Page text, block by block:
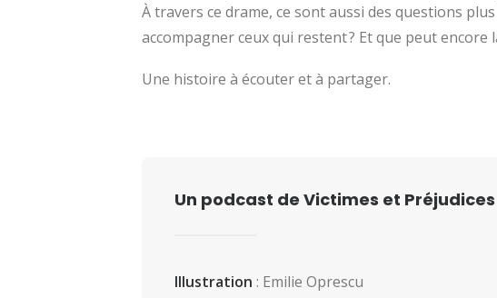
À travers ce drame, ce sont aussi des questions
accompagner ceux qui restent ? Et que peut encore
Une histoire à écouter et à partager.
Un podcast de Victimes et
Illustration : Emilie Oprescu